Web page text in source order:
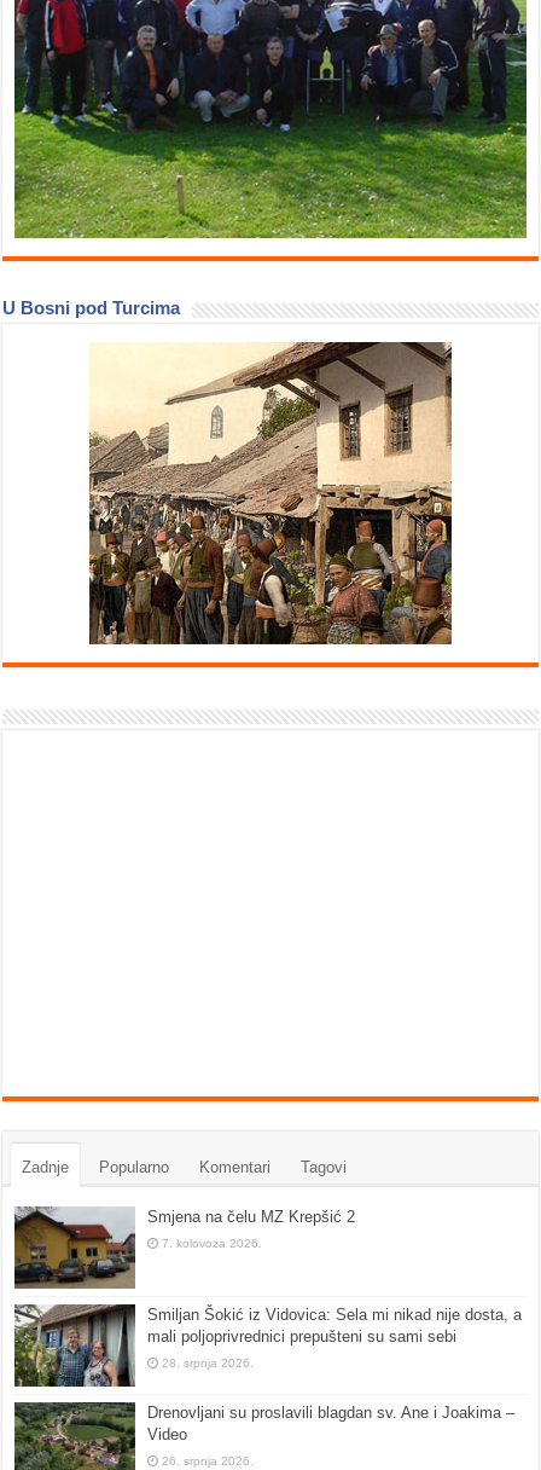
U Bosni pod Turcima
Zadnje Popularno Komentari Tagovi
Smjena na čelu MZ Krepšić 2
7. kolovoza 2026.
Smiljan Šokić iz Vidovica: Sela mi nikad nije dosta, a
mali poljoprivrednici prepušteni su sami sebi
28. srpnja 2026.
Drenovljani su proslavili blagdan sv. Ane i Joakima –
Video
26. srpnja 2026.